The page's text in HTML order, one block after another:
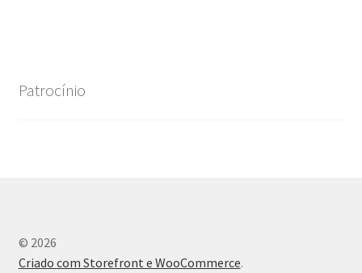
Patrocínio
© 2026
Criado com Storefront e WooCommerce.